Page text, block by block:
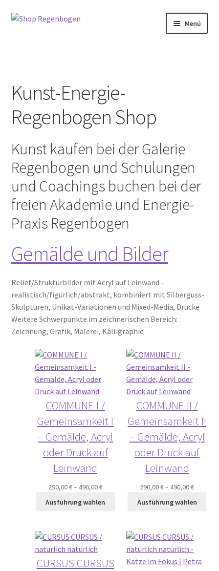
Zur
Zum
Menü
Kategorien
Petra Wenski-Hänisch
Terminbuchung
Mein Konto
Full Day Booking
Time Slots Booking
Time Appointments Booking
Contact Form
Book an Appointment
Kunst-Energie-
Regenbogen Shop
Kunst kaufen bei der Galerie
Regenbogen und Schulungen
und Coachings buchen bei der
freien Akademie und Energie-
Praxis Regenbogen
Gemälde und Bilder
Relief/Strukturbilder mit Acryl auf Leinwand –
realistisch/figürlich/abstrakt, kombiniert mit Silberguss-
Skulpturen, Unikat-Variationen und Mixed-Media, Drucke
Weitere Schwerpunkte im zeichnerischen Bereich:
Zeichnung, Grafik, Malerei, Kalligraphie
COMMUNE I /
Gemeinsamkeit I
– Gemälde, Acryl
oder Druck auf
Leinwand
290,00€– 490,00€
Ausführung wählen
COMMUNE II /
Gemeinsamkeit II
– Gemälde, Acryl
oder Druck auf
Leinwand
290,00€–490,00€
Ausführung wählen
CURSUS CURSUS